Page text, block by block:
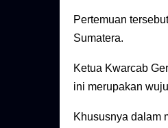
Pertemuan
Sumatera.
Ketua Kwarcab
ini merupakan
Khususnya dalam